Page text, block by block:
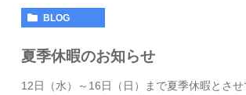
BLOG
夏季休暇のお知らせ
12日（水）～16日（日）まで夏季休暇とさせ